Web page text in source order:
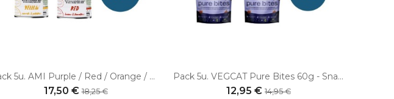
Pack 5u. AMI Purple / Red / Orange / Green / Yellow 400gr – Alimento umido vegano completo per cani
17,50 €18,25 €
Pack 5u. VEGCAT Pure Bites 60g - Snack vegani per gatti
12,95 € 14,95 €